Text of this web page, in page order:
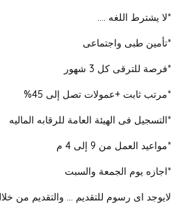
*لا يشترط اللغه ....
*تأمين طبى واجتماعى
*فرصة للترقى كل 3 شهور
*مرتب ثابت +عمولات تصل إلى 45%
*التسجيل فى الهيئة العامة للرقابه الماليه
*مواعيد العمل من 9 إلى 4 م
*اجازه يوم الجمعة والسبت
لايوجد اى رسوم للتقديم ... والتقديم من